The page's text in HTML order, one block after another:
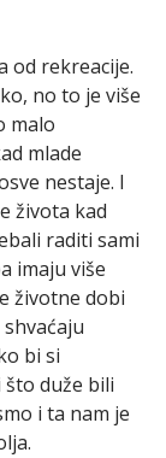
od rekreacije.
no to je više
malo
mlade
nestaje. I
života kad
raditi sami
imaju više
životne dobi
bi si
duže bili
i ta nam je